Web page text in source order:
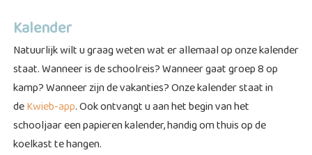
Kalender
Natuurlijk wilt u graag weten wat er allemaal op onze kalender
staat. Wanneer is de schoolreis? Wanneer gaat groep 8 op
kamp? Wanneer zijn de vakanties? Onze kalender staat in
deKwieb-app. Ook ontvangt u aan het begin van het
schooljaar een papieren kalender, handig om thuis op de
koelkast te hangen.